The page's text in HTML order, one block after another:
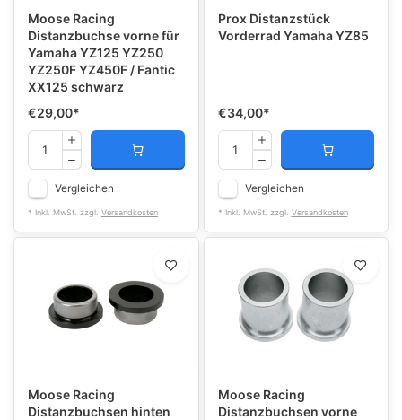
Moose Racing
Distanzbuchse vorne für
Yamaha YZ125 YZ250
YZ250F YZ450F / Fantic
XX125 schwarz
€29,00*
Vergleichen
* Inkl. MwSt. zzgl. Versandkosten
Prox Distanzstück
Vorderrad Yamaha YZ85
€34,00*
Vergleichen
* Inkl. MwSt. zzgl. Versandkosten
Moose Racing
Distanzbuchsen hinten
Moose Racing
Distanzbuchsen vorne